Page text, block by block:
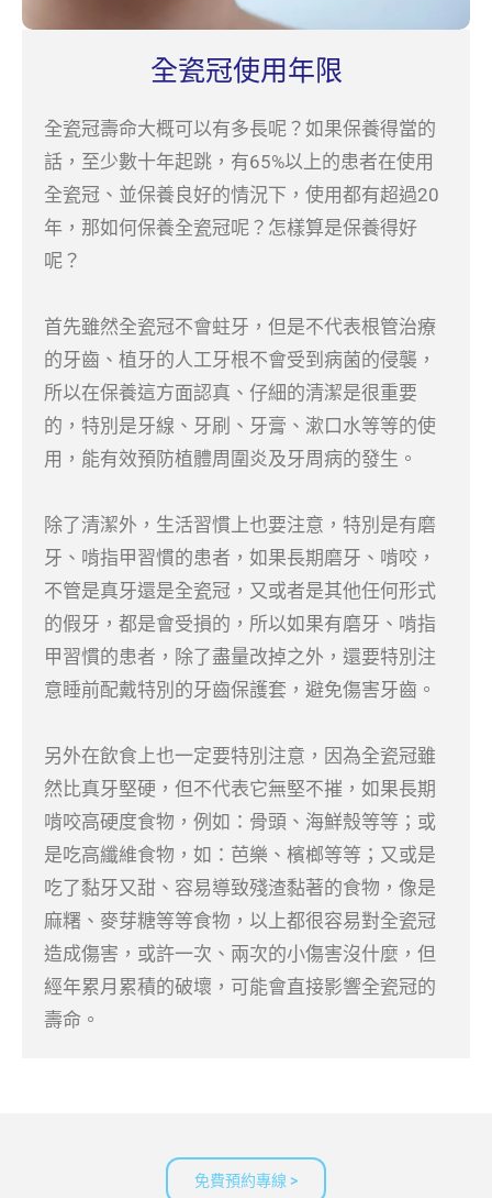
全瓷冠使用年限
全瓷冠壽命大概可以有多長呢？如果保養得當的
話，至少數十年起跳，有65%以上的患者在使用
全瓷冠、並保養良好的情況下，使用都有超過20
年，那如何保養全瓷冠呢？怎樣算是保養得好
呢？
首先雖然全瓷冠不會蛀牙，但是不代表根管治療
的牙齒、植牙的人工牙根不會受到病菌的侵襲，
所以在保養這方面認真、仔細的清潔是很重要
的，特別是牙線、牙刷、牙膏、漱口水等等的使
用，能有效預防植體周圍炎及牙周病的發生。
除了清潔外，生活習慣上也要注意，特別是有磨
牙、啃指甲習慣的患者，如果長期磨牙、啃咬，
不管是真牙還是全瓷冠，又或者是其他任何形式
的假牙，都是會受損的，所以如果有磨牙、啃指
甲習慣的患者，除了盡量改掉之外，還要特別注
意睡前配戴特別的牙齒保護套，避免傷害牙齒。
另外在飲食上也一定要特別注意，因為全瓷冠雖
然比真牙堅硬，但不代表它無堅不摧，如果長期
啃咬高硬度食物，例如：骨頭、海鮮殼等等；或
是吃高纖維食物，如：芭樂、檳榔等等；又或是
吃了黏牙又甜、容易導致殘渣黏著的食物，像是
麻糬、麥芽糖等等食物，以上都很容易對全瓷冠
造成傷害，或許一次、兩次的小傷害沒什麼，但
經年累月累積的破壞，可能會直接影響全瓷冠的
壽命。
免費預約專線 >